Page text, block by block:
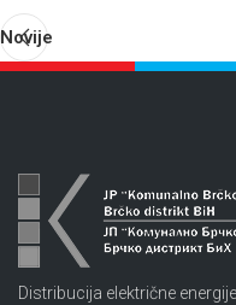
Novije
Distribucija električne